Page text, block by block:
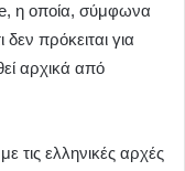
η οποία, σύμφωνα
πρόκειται για
αρχικά από
τις ελληνικές αρχές